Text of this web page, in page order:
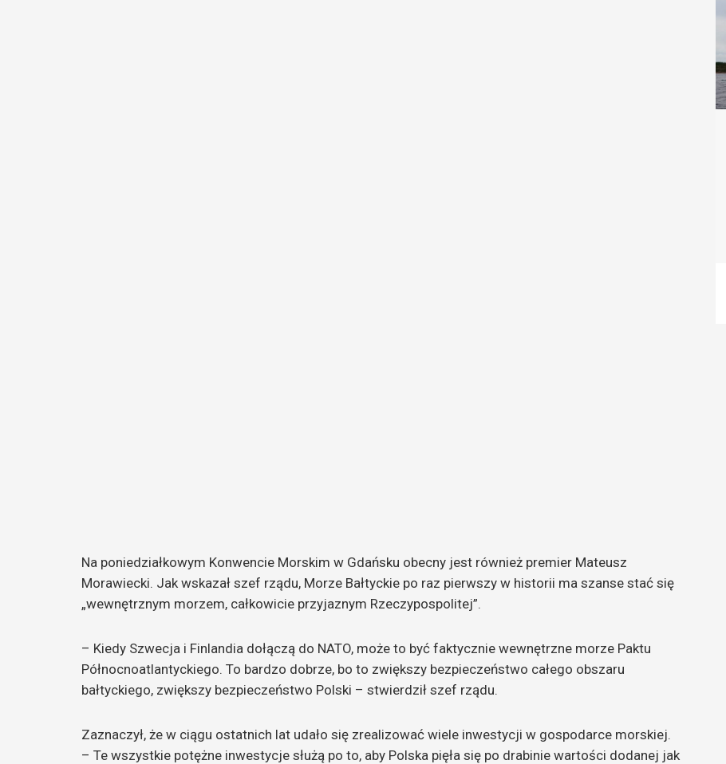
Na poniedziałkowym Konwencie Morskim w Gdańsku obecny jest również premier Mateusz
Morawiecki. Jak wskazał szef rządu, Morze Bałtyckie po raz pierwszy w historii ma szanse stać się
„wewnętrznym morzem, całkowicie przyjaznym Rzeczypospolitej”.
– Kiedy Szwecja i Finlandia dołączą do NATO, może to być faktycznie wewnętrzne morze Paktu
Północnoatlantyckiego. To bardzo dobrze, bo to zwiększy bezpieczeństwo całego obszaru
bałtyckiego, zwiększy bezpieczeństwo Polski – stwierdził szef rządu.
Zaznaczył, że w ciągu ostatnich lat udało się zrealizować wiele inwestycji w gospodarce morskiej.
– Te wszystkie potężne inwestycje służą po to, aby Polska pięła się po drabinie wartości dodanej jak